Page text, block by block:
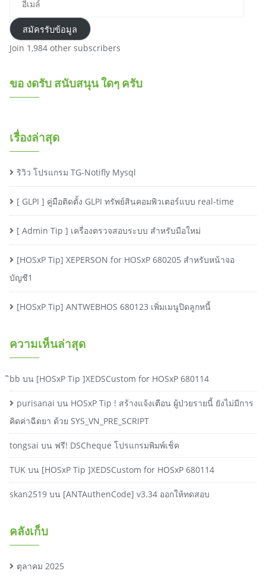
ม
สมัครรับข้อมูล
Join 1,984 other subscribers
ขอ งดรับ สนับสนุน ใดๆ ครับ
เรื่องล่าสุด
ริวิว โปรแกรม TG-Notifly Mysql
[ GLPI ] คู่มือติดตั้ง GLPI ทรัพย์สินคอมพิวเตอร์แบบ real-time
[ Admin Tip ] เครื่องตรวจสอบระบบ สำหรับมือใหม่
[HOSxP Tip] XEPERSON for HOSxP 680205 สำหรับหน้าจอ
บัญชี1
[HOSxP Tip] ANTWEBHOS 680123 เพิ่มเมนูปิดลูกหนี้
ความเห็นล่าสุด
ิbb บน [HOSxP Tip ]XEDSCustom for HOSxP 680114
purisanai บน HOSxP Tip ! สร้างแจ้งเตือน ผู้ป่วยรายนี้ ยังไม่มีการ
คิดค่าฉีดยา ด้วย SYS_VN_PRE_SCRIPT
tongsai บน ฟรี! DSCheque โปรแกรมพิมพ์เช็ค
TUK บน [HOSxP Tip ]XEDSCustom for HOSxP 680114
skan2519 บน [ANTAuthenCode] v3.34 ออกให้ทดสอบ
คลังเก็บ
ตุลาคม 2025